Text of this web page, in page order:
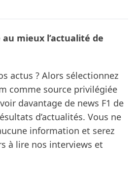
mieux l’actualité de
actus ? Alors sélectionnez
comme source privilégiée
davantage de news F1 de
d’actualités. Vous ne
information et serez
à lire nos interviews et